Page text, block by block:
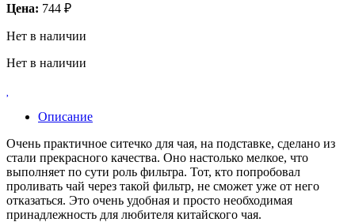
Цена: 744 ₽
Нет в наличии
Нет в наличии
Описание
Очень практичное ситечко для чая, на подставке, сделано из
стали прекрасного качества. Оно настолько мелкое, что
выполняет по сути роль фильтра. Тот, кто попробовал
проливать чай через такой фильтр, не сможет уже от него
отказаться. Это очень удобная и просто необходимая
принадлежность для любителя китайского чая.